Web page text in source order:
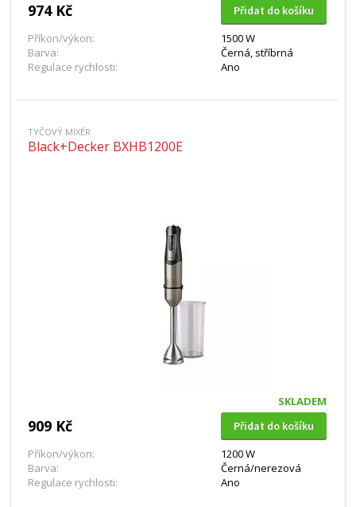
974 Kč
Přidat do košíku
Příkon/výkon:
1500 W
Barva:
Černá, stříbrná
Regulace rychlosti:
Ano
TYČOVÝ MIXÉR
Black+Decker BXHB1200E
SKLADEM
909 Kč
Přidat do košíku
Příkon/výkon:
1200 W
Barva:
Černá/nerezová
Regulace rychlosti:
Ano